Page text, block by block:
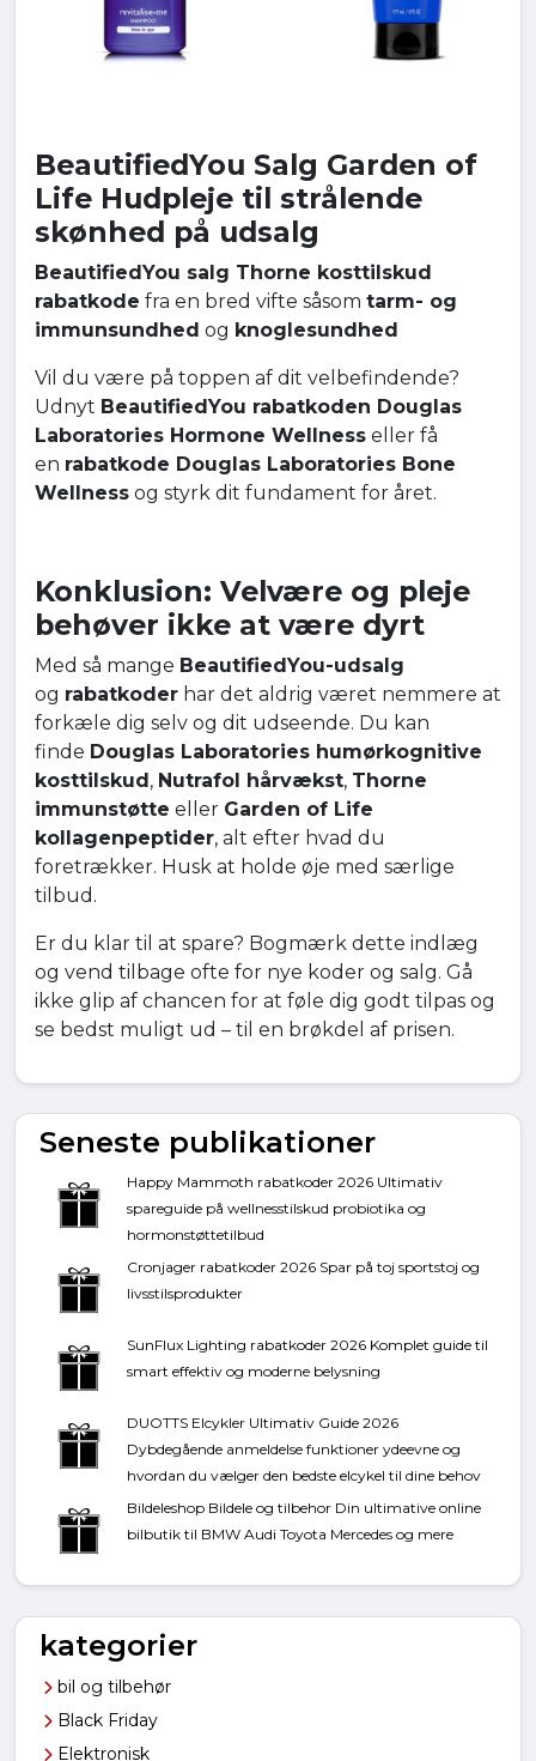
BeautifiedYou Salg Garden of
Life Hudpleje til strålende
skønhed på udsalg
BeautifiedYou salg Thorne kosttilskud
rabatkode fra en bred vifte såsom tarm- og
immunsundhed og knoglesundhed
Vil du være på toppen af dit velbefindende?
Udnyt BeautifiedYou rabatkoden Douglas
Laboratories Hormone Wellness eller få
en rabatkode Douglas Laboratories Bone
Wellness og styrk dit fundament for året.
Konklusion: Velvære og pleje
behøver ikke at være dyrt
Med så mange BeautifiedYou-udsalg
og rabatkoder har det aldrig været nemmere at
forkæle dig selv og dit udseende. Du kan
finde Douglas Laboratories humørkognitive
kosttilskud , Nutrafol hårvækst, Thorne
immunstøtte eller Garden of Life
kollagenpeptider, alt efter hvad du
foretrækker. Husk at holde øje med særlige
tilbud.
Er du klar til at spare? Bogmærk dette indlæg
og vend tilbage ofte for nye koder og salg. Gå
ikke glip af chancen for at føle dig godt tilpas og
se bedst muligt ud – til en brøkdel af prisen.
Seneste publikationer
Happy Mammoth rabatkoder 2026 Ultimativ
spareguide på wellnesstilskud probiotika og
hormonstøttetilbud
Cronjager rabatkoder 2026 Spar på toj sportstoj og
livsstilsprodukter
SunFlux Lighting rabatkoder 2026 Komplet guide til
smart effektiv og moderne belysning
DUOTTS Elcykler Ultimativ Guide 2026
Dybdegående anmeldelse funktioner ydeevne og
hvordan du vælger den bedste elcykel til dine behov
Bildeleshop Bildele og tilbehor Din ultimative online
bilbutik til BMW Audi Toyota Mercedes og mere
kategorier
bil og tilbehør
Black Friday
Elektronisk